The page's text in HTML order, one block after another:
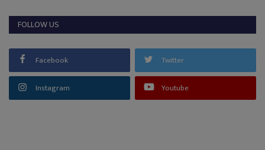
FOLLOW US
Facebook Twitter
Instagram Youtube